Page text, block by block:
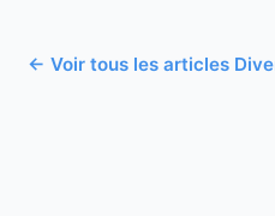
← Voir tous les articles